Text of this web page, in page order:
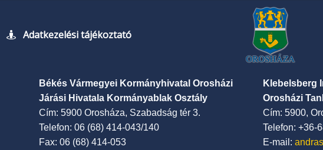
Adatkezelési tájékoztató
Békés Vármegyei Kormányhivatal Orosházi
Járási Hivatala Kormányablak Osztály
Cím: 5900 Orosháza, Szabadság tér 3.
Telefon: 06 (68) 414-043/140
Fax: 06 (68) 414-053
Klebelsberg
Orosházi
Cím: 5900,
Telefon: +36-
E-mail: